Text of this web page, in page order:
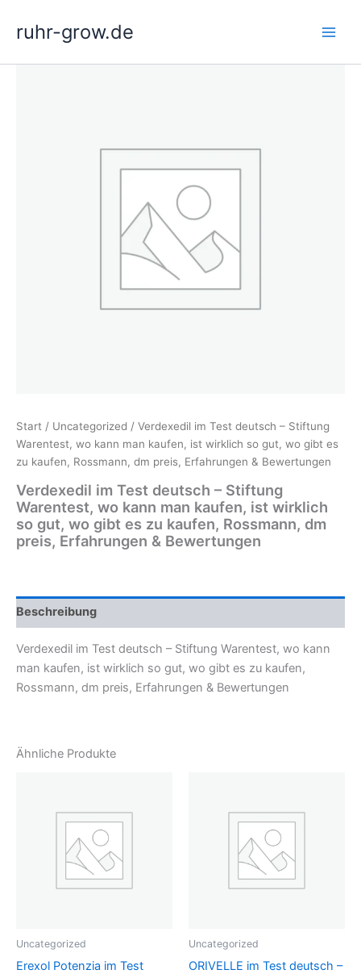
Inhaltruhr-grow.de
Start / Uncategorized / Verdexedil im Test deutsch – Stiftung
Warentest, wo kann man kaufen, ist wirklich so gut, wo gibt es
zu kaufen, Rossmann, dm preis, Erfahrungen & Bewertungen
Verdexedil im Test deutsch – Stiftung
Warentest, wo kann man kaufen, ist wirklich
so gut, wo gibt es zu kaufen, Rossmann, dm
preis, Erfahrungen & Bewertungen
Beschreibung
Verdexedil im Test deutsch – Stiftung Warentest, wo kann
man kaufen, ist wirklich so gut, wo gibt es zu kaufen,
Rossmann, dm preis, Erfahrungen & Bewertungen
Ähnliche Produkte
Uncategorized
Erexol Potenzia im Test
Uncategorized
ORIVELLE im Test deutsch –